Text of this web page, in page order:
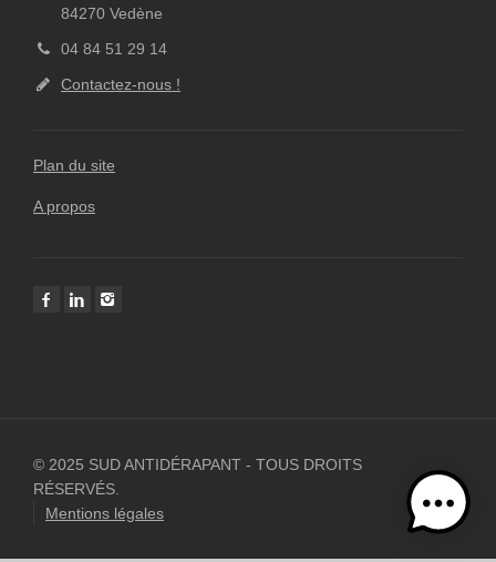
84270 Vedène
04 84 51 29 14
Contactez-nous !
Plan du site
A propos
© 2025 SUD ANTIDÉRAPANT - TOUS DROITS
RÉSERVÉS.
Mentions légales